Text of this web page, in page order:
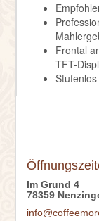
Frontal
TFT-
Im Grund 4
78359